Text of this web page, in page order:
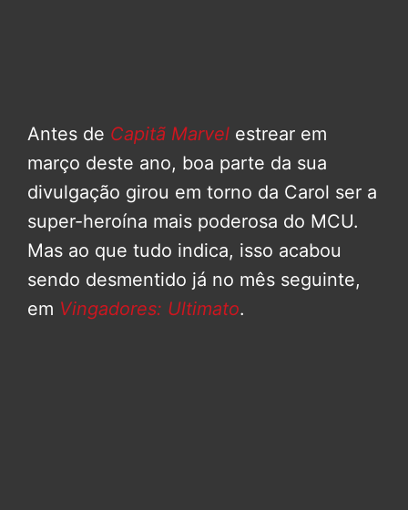
Antes de Capitã Marvel estrear em
março deste ano, boa parte da sua
divulgação girou em torno da Carol ser a
super-heroína mais poderosa do MCU.
Mas ao que tudo indica, isso acabou
sendo desmentido já no mês seguinte,
em Vingadores: Ultimato.